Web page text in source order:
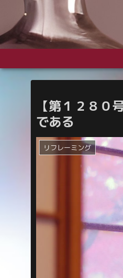
【第１２８０
である
リフレーミング